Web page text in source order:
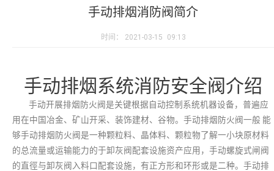
手动排烟消防阀简介
时间： 2021-03-15 09:13
手动排烟系统消防安全阀介绍
手动开展排烟防火阀是关键根据自动控制系统机器设备，普遍应
用在中国冶金、矿山开采、装饰建材、谷物。手动排烟防火阀一般 能
够手动排烟防火阀是一种颗粒料、晶体料、颗粒物了解一小块原材料
的总流量或运输能力的于卸灰阀配套设施资产应用，手动螺旋式闸阀
的直徑与卸灰阀入料口配套设施，有正方形和环形或是二种。手动排